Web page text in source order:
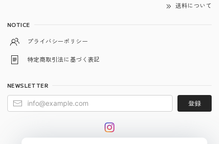
送料について
NOTICE
プライバシーポリシー
特定商取引法に基づく表記
NEWSLETTER
登録